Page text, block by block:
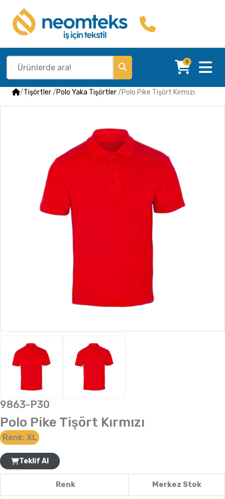
0
/Tişörtler/Polo Yaka Tişörtler/Polo Pike Tişört Kırmızı
9863-P30
Polo Pike Tişört Kırmızı
Renk: XL
Teklif Al
Renk Merkez Stok